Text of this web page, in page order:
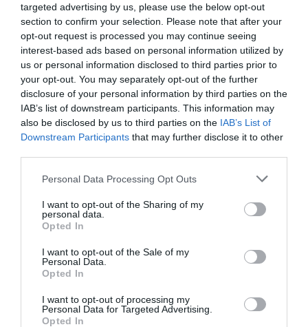
targeted advertising by us, please use the below opt-out
section to confirm your selection. Please note that after your
opt-out request is processed you may continue seeing
interest-based ads based on personal information utilized by
us or personal information disclosed to third parties prior to
your opt-out. You may separately opt-out of the further
disclosure of your personal information by third parties on the
IAB’s list of downstream participants. This information may
also be disclosed by us to third parties on the IAB’s List of
Downstream Participants that may further disclose it to other
Personal Data Processing Opt Outs
I want to opt-out of the Sharing of my
personal data.
Opted In
I want to opt-out of the Sale of my
Personal Data.
Opted In
I want to opt-out of processing my
Personal Data for Targeted Advertising.
Opted In
LAISSER UN COMMENTAIRE
FAIRE UN DON
Appel aux lecteurs !
Soutenez Air Journal participezà son
développement !